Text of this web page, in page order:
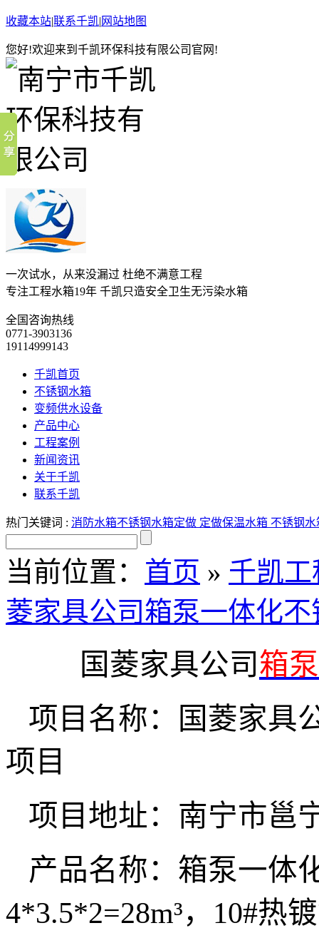
收藏本站|联系千凯| 网站地图
您好!欢迎来到千凯环保科技有限公司官网!
一次试水，从来没漏过 杜绝不满意工程
专注工程水箱19年 千凯只造安全卫生无污染水箱
全国咨询热线
0771-3903136
19114999143
千凯首页
不锈钢水箱
变频供水设备
产品中心
工程案例
新闻资讯
关于千凯
联系千凯
热门关键词 : 消防水箱不锈钢水箱定做 定做保温水箱 不锈钢
当前位置： 首页 » 千凯
菱家具公司箱泵一体化
国菱家具公司箱
项目名称：国菱家具
项目
项目地址：南宁市邕
产品名称：箱泵一体
4*3.5*2=28m³，10#热